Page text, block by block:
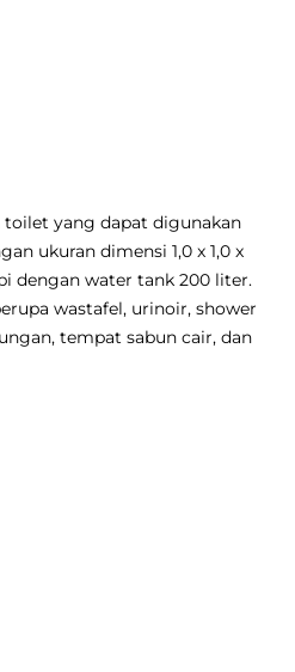
toilet yang dapat digunakan
ukuran dimensi 1,0 x 1,0 x
dengan water tank 200 liter.
wastafel, urinoir, shower
tempat sabun cair, dan